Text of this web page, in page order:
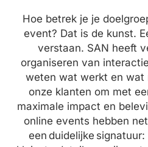
Hoe betrek je je
event? Dat is de kunst.
verstaan. SAN heeft
organiseren van
weten wat werkt en wat
onze klanten om met
maximale impact en
online events hebben
een duidelijke